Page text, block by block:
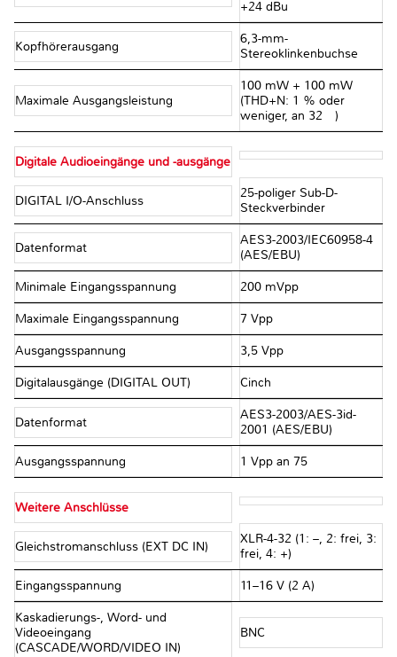
+24 dBu
Kopfhörerausgang
6,3-mm-
Stereoklinkenbuchse
Maximale Ausgangsleistung
100 mW + 100 mW
(THD+N: 1 % oder
weniger, an 32 Ω)
Digitale Audioeingänge und -ausgänge
DIGITAL I/O-Anschluss
25-poliger Sub-D-
Steckverbinder
Datenformat
AES3-2003/IEC60958-4
(AES/EBU)
Minimale Eingangsspannung 200 mVpp
Maximale Eingangsspannung 7 Vpp
Ausgangsspannung 3,5 Vpp
Digitalausgänge (DIGITAL OUT) Cinch
Datenformat
AES3-2003/AES-3id-
2001 (AES/EBU)
Ausgangsspannung 1 Vpp an 75 Ω
Weitere Anschlüsse
Gleichstromanschluss (EXT DC IN)
XLR-4-32 (1: –, 2: frei, 3:
frei, 4: +)
Eingangsspannung 11–16 V (2 A)
Kaskadierungs-, Word- und
Videoeingang
(CASCADE/WORD/VIDEO IN)
BNC